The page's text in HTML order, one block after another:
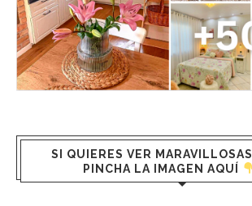
SI QUIERES VER
PINCHA LA IMAGEN AQUÍ